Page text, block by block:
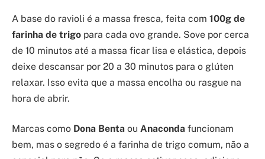
A base do ravioli é a massa fresca, feita com 100g de
farinha de trigo para cada ovo grande. Sove por cerca
de 10 minutos até a massa ficar lisa e elástica, depois
deixe descansar por 20 a 30 minutos para o glúten
relaxar. Isso evita que a massa encolha ou rasgue na
hora de abrir.
Marcas como Dona Benta ou Anaconda funcionam
bem, mas o segredo é a farinha de trigo comum, não a